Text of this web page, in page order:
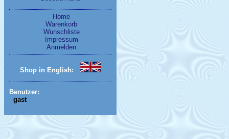
Home
Warenkorb
Wunschliste
Impressum
Anmelden
Shop in English:
Benutzer:
gast